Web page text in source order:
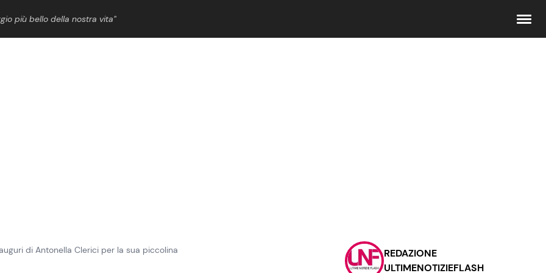
più bello della nostra vita”
Contattaci
Pubblicità
di Antonella Clerici per la sua piccolina
REDAZIONE
ULTIMENOTIZIEFLASH